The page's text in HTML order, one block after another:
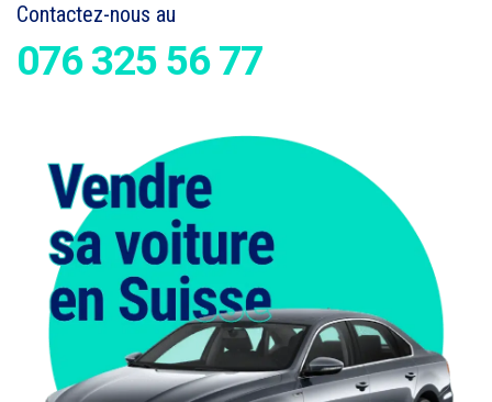
Contactez-nous au
076 325 56 77